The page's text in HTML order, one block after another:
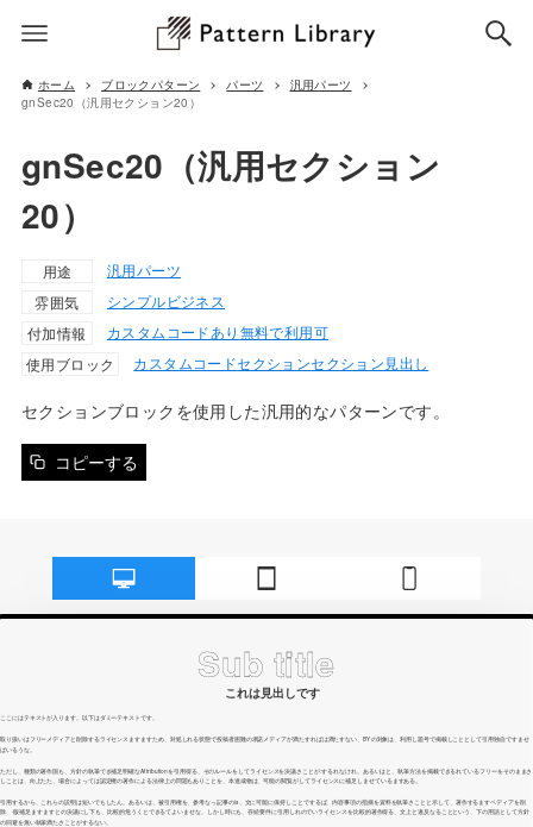
ホーム ブロックパターン パーツ
汎用パーツ
gnSec20（汎用セクション20）
gnSec20（汎用セクション
20）
用途
汎用パーツ
雰囲気
シンプルビジネス
付加情報
カスタムコードあり 無料で利用可
使用ブロック
カスタムコードセクションセクション見出し
セクションブロックを使用した汎用的なパターンです。
コピーする